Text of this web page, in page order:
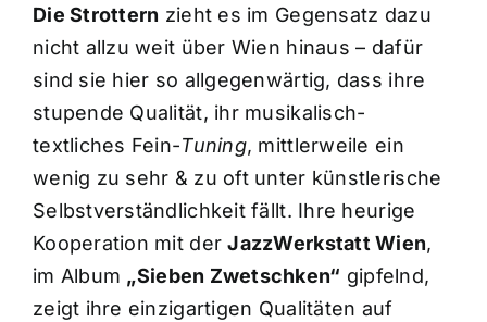
Die Strottern zieht es im Gegensatz dazu
nicht allzu weit über Wien hinaus – dafür
sind sie hier so allgegenwärtig, dass ihre
stupende Qualität, ihr musikalisch-
textliches Fein-Tuning, mittlerweile ein
wenig zu sehr & zu oft unter künstlerische
Selbstverständlichkeit fällt. Ihre heurige
Kooperation mit derJazzWerkstatt Wien,
im Album „Sieben Zwetschken“ gipfelnd,
zeigt ihre einzigartigen Qualitäten auf